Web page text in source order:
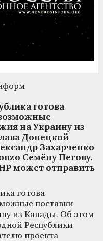
готова
на Украину из
Донецкой
Захарченко
Семёну Пегову.
может отправить
готова
поставки
из Канады. Об этом
Республики
проекта